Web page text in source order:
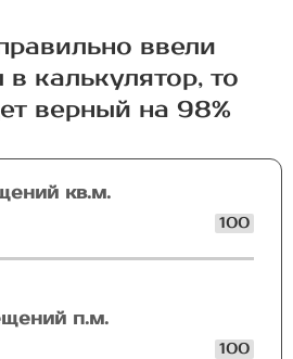
ввели
калькулятор, то
верный на 98%
кв.м.
100
п.м.
100